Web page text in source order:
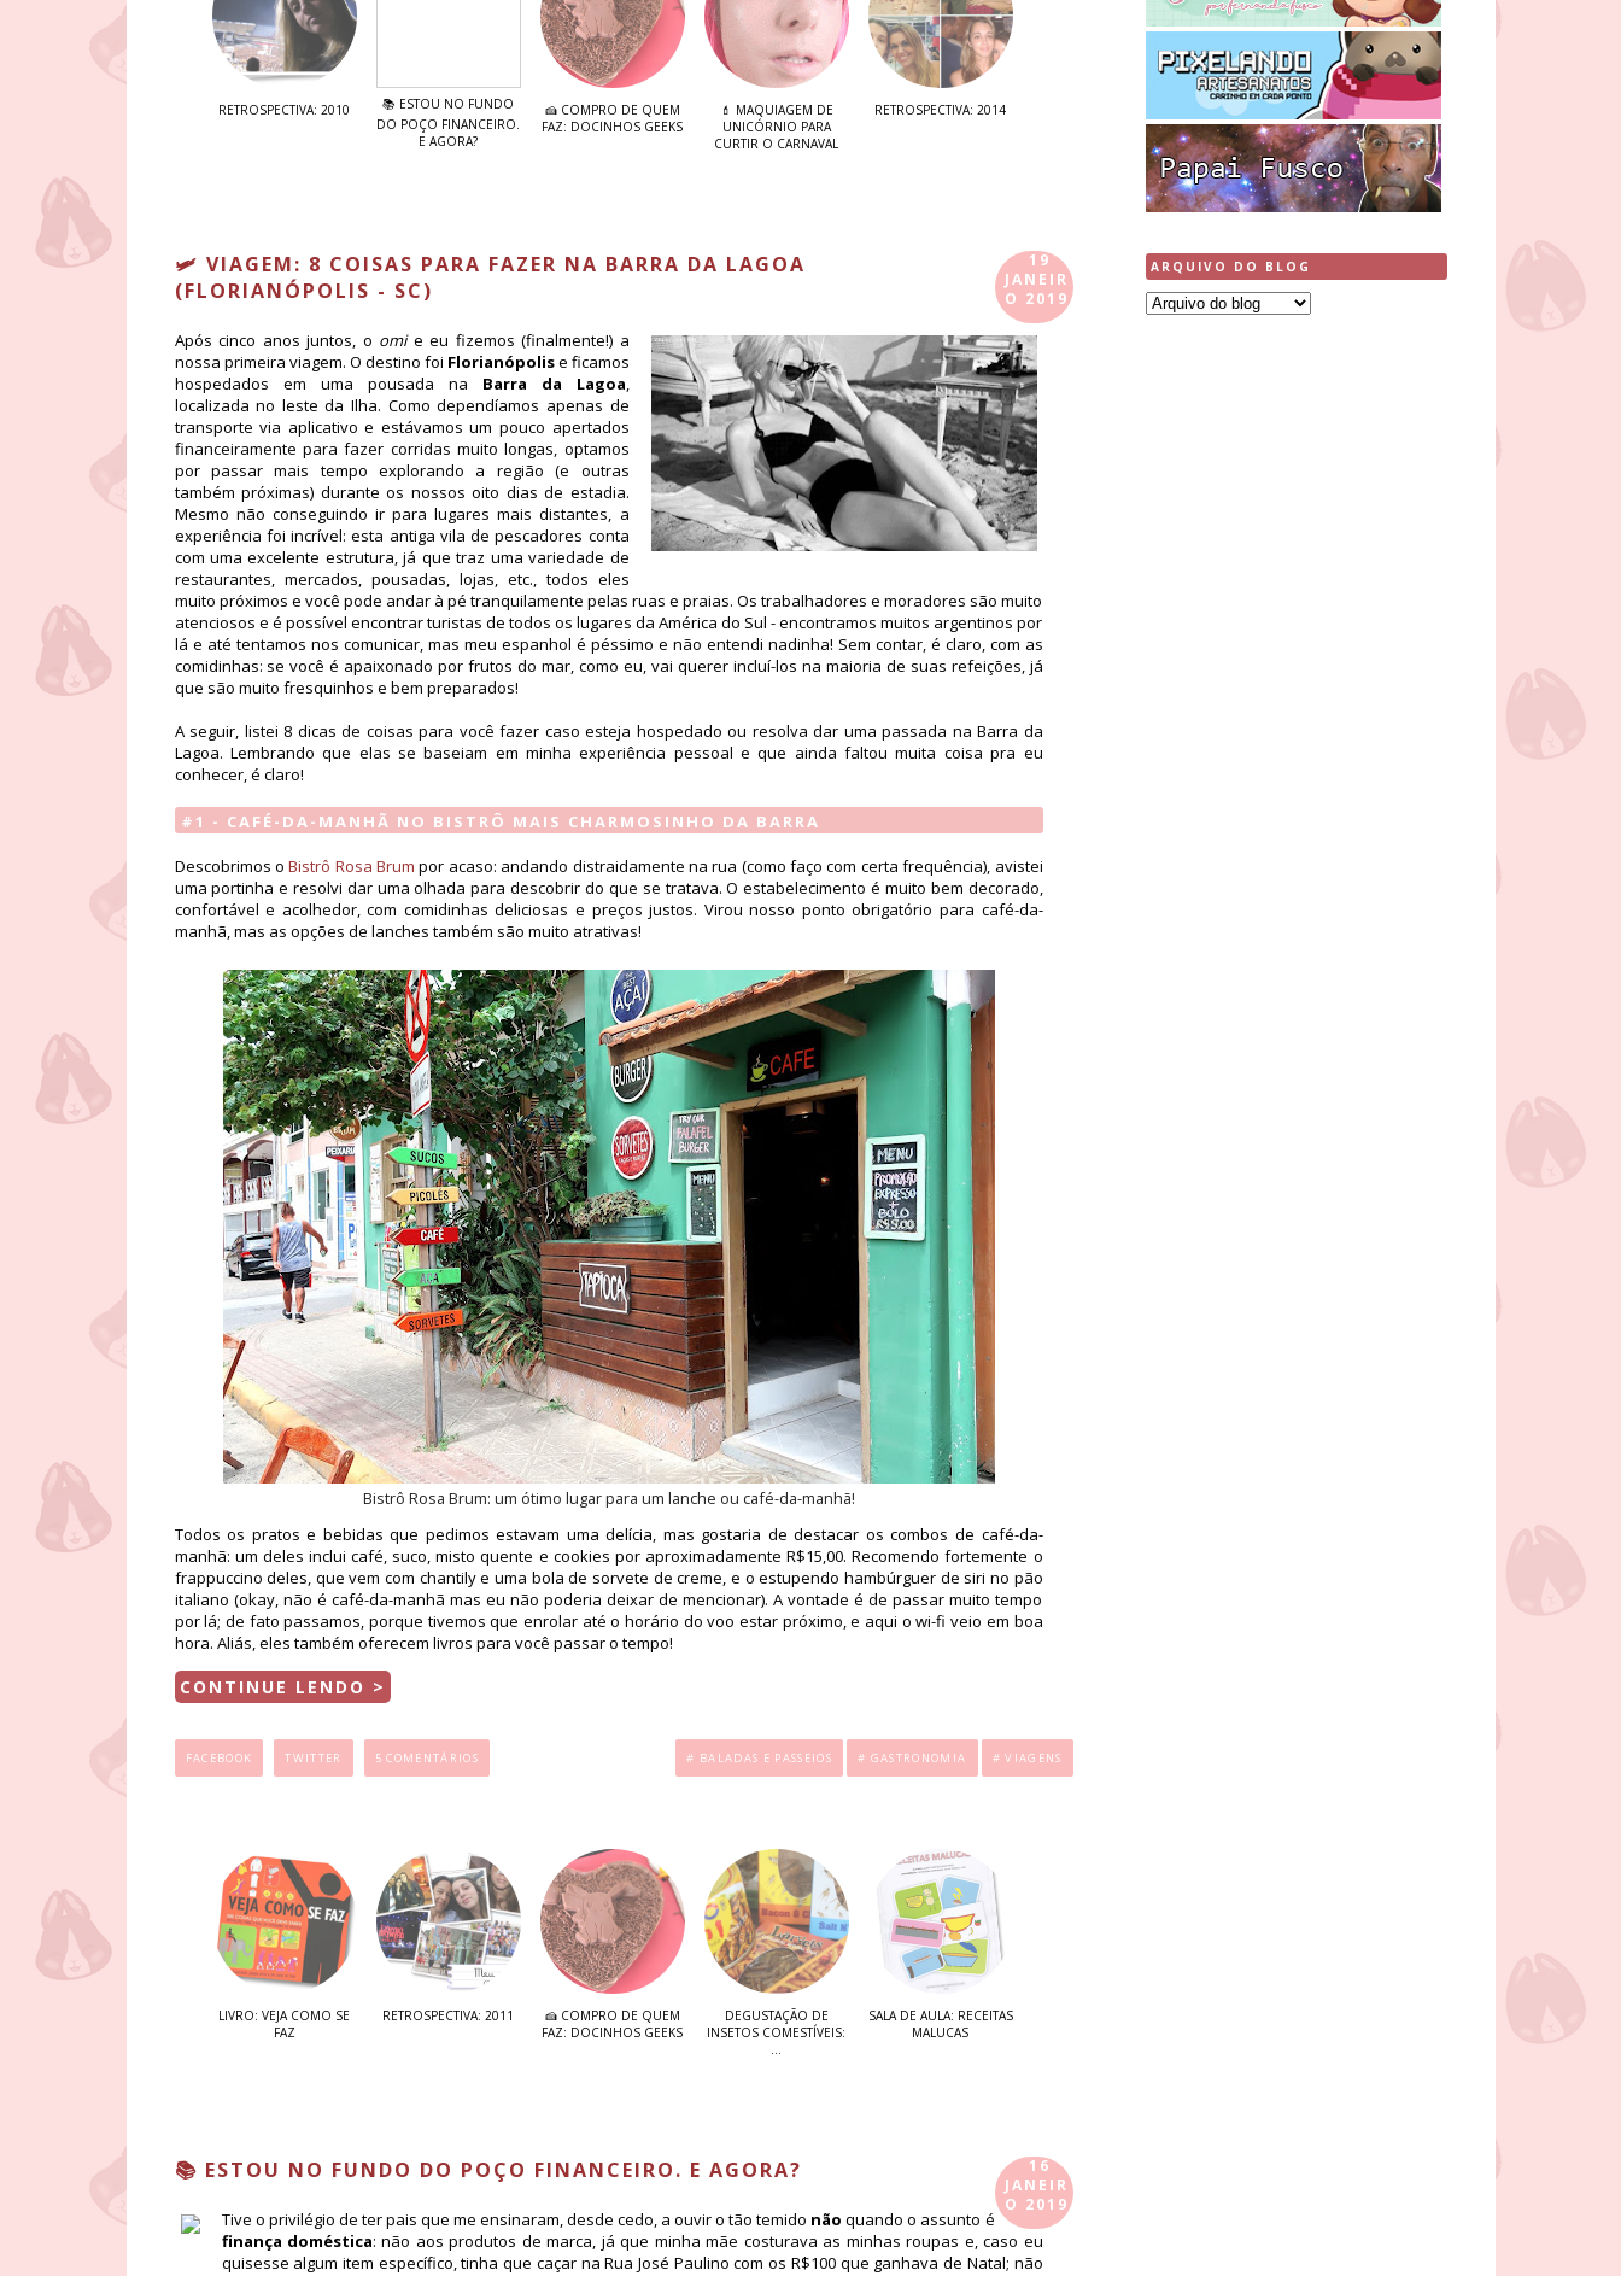
RETROSPECTIVA: 2010
📚 ESTOU NO FUNDO
DO POÇO FINANCEIRO.
E AGORA?
🍰 COMPRO DE QUEM
FAZ: DOCINHOS GEEKS
💄 MAQUIAGEM DE
UNICÓRNIO PARA
CURTIR O CARNAVAL
RETROSPECTIVA: 2014
19
JANEIR
O 2019
🛩️ VIAGEM: 8 COISAS PARA FAZER NA BARRA DA LAGOA
(FLORIANÓPOLIS - SC)
Após cinco anos juntos, o omi e eu fizemos (finalmente!) a
nossa primeira viagem. O destino foi Florianópolise ficamos
hospedados em uma pousada na Barra da Lagoa,
localizada no leste da Ilha. Como dependíamos apenas de
transporte via aplicativo e estávamos um pouco apertados
financeiramente para fazer corridas muito longas, optamos
por passar mais tempo explorando a região (e outras
também próximas) durante os nossos oito dias de estadia.
Mesmo não conseguindo ir para lugares mais distantes, a
experiência foi incrível: esta antiga vila de pescadores conta
com uma excelente estrutura, já que traz uma variedade de
restaurantes, mercados, pousadas, lojas, etc., todos eles
muito próximos e você pode andar à pé tranquilamente pelas ruas e praias. Os trabalhadores e moradores são muito
atenciosos e é possível encontrar turistas de todos os lugares da América do Sul - encontramos muitos argentinos por
lá e até tentamos nos comunicar, mas meu espanhol é péssimo e não entendi nadinha! Sem contar, é claro, com as
comidinhas: se você é apaixonado por frutos do mar, como eu, vai querer incluí-los na maioria de suas refeições, já
que são muito fresquinhos e bem preparados!
A seguir, listei 8 dicas de coisas para você fazer caso esteja hospedado ou resolva dar uma passada na Barra da
Lagoa. Lembrando que elas se baseiam em minha experiência pessoal e que ainda faltou muita coisa pra eu
conhecer, é claro!
#1 - CAFÉ-DA-MANHÃ NO BISTRÔ MAIS CHARMOSINHO DA BARRA
Descobrimos oBistrô Rosa Brum por acaso: andando distraidamente na rua (como faço com certa frequência), avistei
uma portinha e resolvi dar uma olhada para descobrir do que se tratava. O estabelecimento é muito bem decorado,
confortável e acolhedor, com comidinhas deliciosas e preços justos. Virou nosso ponto obrigatório para café-da-
manhã, mas as opções de lanches também são muito atrativas!
Bistrô Rosa Brum: um ótimo lugar para um lanche ou café-da-manhã!
Todos os pratos e bebidas que pedimos estavam uma delícia, mas gostaria de destacar os combos de café-da-
manhã: um deles inclui café, suco, misto quente e cookies por aproximadamente R$15,00. Recomendo fortemente o
frappuccino deles, que vem com chantily e uma bola de sorvete de creme, e o estupendo hambúrguer de siri no pão
italiano (okay, não é café-da-manhã mas eu não poderia deixar de mencionar). A vontade é de passar muito tempo
por lá; de fato passamos, porque tivemos que enrolar até o horário do voo estar próximo, e aqui o wi-fi veio em boa
hora. Aliás, eles também oferecem livros para você passar o tempo!
CONTINUE LENDO >
...
FACEBOOK TWITTER 5 COMENTÁRIOS # BALADAS E PASSEIOS # GASTRONOMIA # VIAGENS
LIVRO: VEJA COMO SE
FAZ
RETROSPECTIVA: 2011
🍰 COMPRO DE QUEM
FAZ: DOCINHOS GEEKS
DEGUSTAÇÃO DE
INSETOS COMESTÍVEIS:
SALA DE AULA: RECEITAS
MALUCAS
16
JANEIR
O 2019
📚 ESTOU NO FUNDO DO POÇO FINANCEIRO. E AGORA?
Tive o privilégio de ter pais que me ensinaram, desde cedo, a ouvir o tão temido nãoquando o assunto é
finança doméstica: não aos produtos de marca, já que minha mãe costurava as minhas roupas e, caso eu
quisesse algum item específico, tinha que caçar na Rua José Paulino com os R$100 que ganhava de Natal; não
ARQUIVO DO BLOG